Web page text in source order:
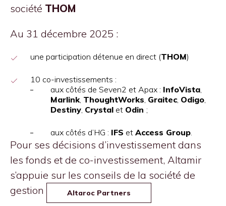
société THOM
Au 31 décembre 2025 :
une participation détenue en direct (THOM)
10 co-investissements :
aux côtés de Seven2 et Apax : InfoVista,
Marlink, ThoughtWorks, Graitec, Odigo,
Destiny, Crystal et Odin ;
aux côtés d’HG : IFS et Access Group.
Pour ses décisions d’investissement dans
les fonds et de co-investissement, Altamir
s’appuie sur les conseils de la société de
gestion
Altaroc Partners